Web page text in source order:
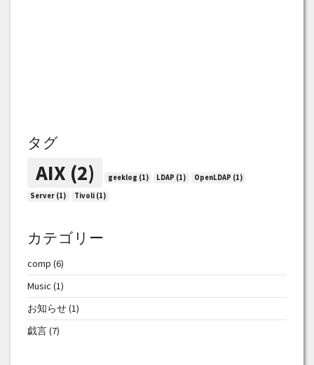
タグ
AIX (2) geeklog (1) LDAP (1) OpenLDAP (1)
Server (1) Tivoli(1)
カテゴリー
comp (6)
Music (1)
お知らせ(1)
戯言(7)